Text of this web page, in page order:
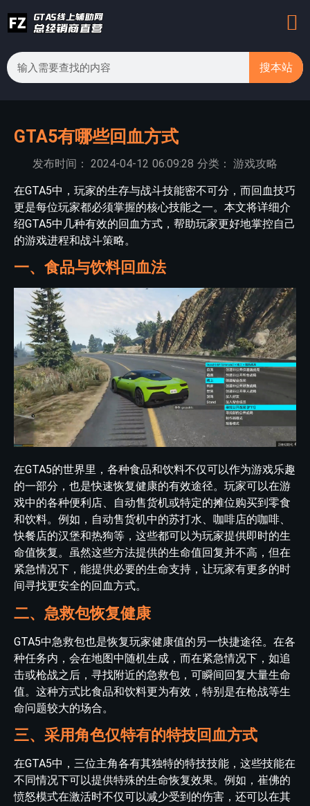
搜本站
GTA5有哪些回血方式
发布时间： 2024-04-12 06:09:28 分类： 游戏攻略
在GTA5中，玩家的生存与战斗技能密不可分，而回血技巧
更是每位玩家都必须掌握的核心技能之一。本文将详细介
绍GTA5中几种有效的回血方式，帮助玩家更好地掌控自己
的游戏进程和战斗策略。
一、食品与饮料回血法
在GTA5的世界里，各种食品和饮料不仅可以作为游戏乐趣
的一部分，也是快速恢复健康的有效途径。玩家可以在游
戏中的各种便利店、自动售货机或特定的摊位购买到零食
和饮料。例如，自动售货机中的苏打水、咖啡店的咖啡、
快餐店的汉堡和热狗等，这些都可以为玩家提供即时的生
命值恢复。虽然这些方法提供的生命值回复并不高，但在
紧急情况下，能提供必要的生命支持，让玩家有更多的时
间寻找更安全的回血方式。
二、急救包恢复健康
GTA5中急救包也是恢复玩家健康值的另一快捷途径。在各
种任务内，会在地图中随机生成，而在紧急情况下，如追
击或枪战之后，寻找附近的急救包，可瞬间回复大量生命
值。这种方式比食品和饮料更为有效，特别是在枪战等生
命问题较大的场合。
三、采用角色仅特有的特技回血方式
在GTA5中，三位主角各有其独特的特技技能，这些技能在
不同情况下可以提供特殊的生命恢复效果。例如，崔佛的
愤怒模式在激活时不仅可以减少受到的伤害，还可以在其